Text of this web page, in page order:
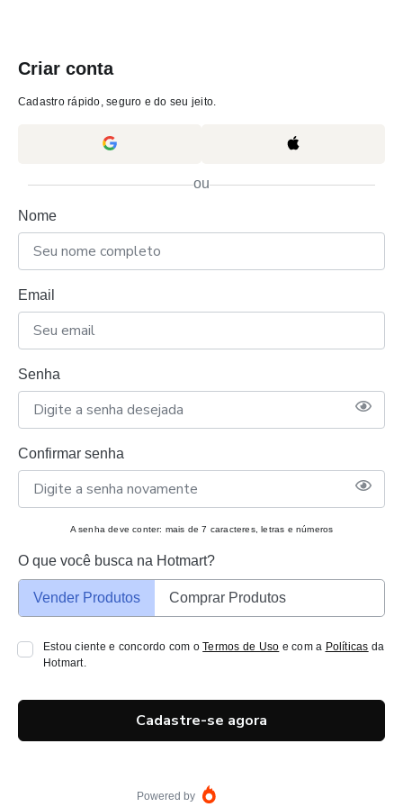
Criar conta
Cadastro rápido, seguro e do seu jeito.
ou
Nome
Email
Senha
Confirmar senha
A senha deve conter: mais de 7 caracteres, letras e números
O que você busca na Hotmart?
Vender Produtos Comprar Produtos
Estou ciente e concordo com oTermos de Uso e com a Políticas da
Hotmart.
Cadastre-se agora
Powered by